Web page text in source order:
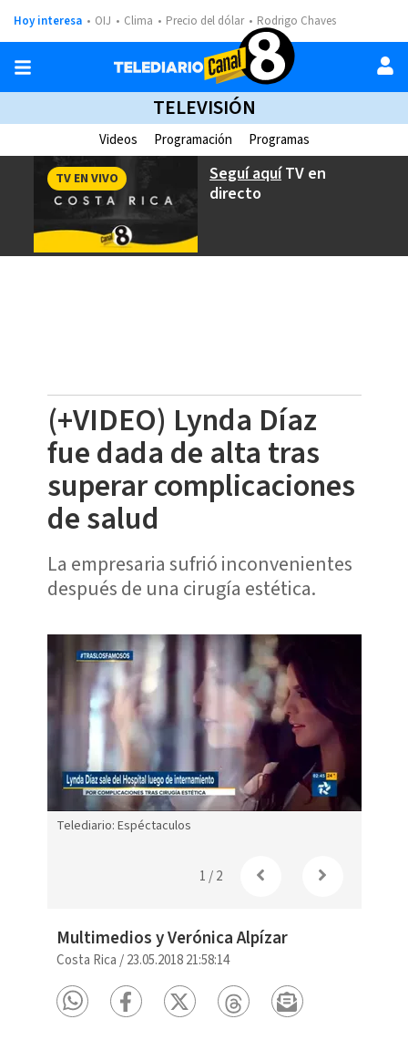
Hoy interesa OIJ Clima Precio del dólar Rodrigo Chaves
TELEVISIÓN
Videos Programación Programas
Seguí aquíTV en
directo
TV EN VIVO
(+VIDEO) Lynda Díaz
fue dada de alta tras
superar complicaciones
de salud
La empresaria sufrió inconvenientes
después de una cirugía estética.
Telediario: Espéctaculos
1 /2
Multimedios y Verónica Alpízar
Costa Rica /23.05.2018 21:58:14